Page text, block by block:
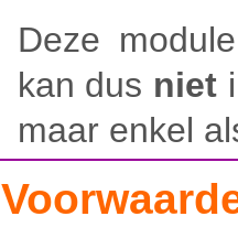
Deze
kan dus niet
maar enkel